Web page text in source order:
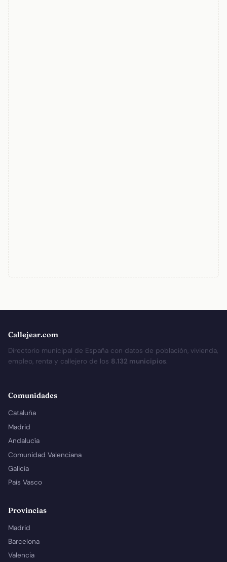
Callejear.com
Directorio municipal de España con datos de población, vivienda,
empleo, renta y callejero de los 8.132 municipios.
Comunidades
Cataluña
Madrid
Andalucía
Comunidad Valenciana
Galicia
País Vasco
Provincias
Madrid
Barcelona
Valencia